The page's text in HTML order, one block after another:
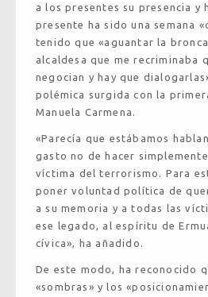
a los presentes su presencia y
presente ha sido una semana
tenido que «aguantar la
alcaldesa que me recriminaba
negocian y hay que
polémica surgida con la
Manuela Carmena.
«Parecía que estábamos
gasto no de hacer
víctima del terrorismo. Para
poner voluntad política de
a su memoria y a todas las
ese legado, al espíritu de
cívica», ha añadido.
De este modo, ha reconocido
«sombras» y los